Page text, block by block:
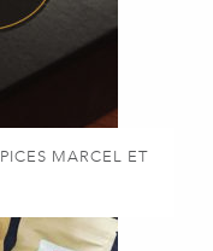
MARCEL ET